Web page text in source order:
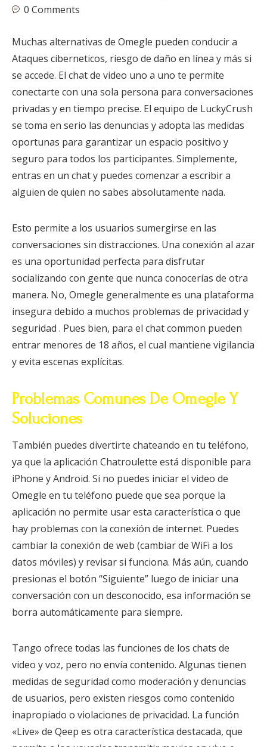
0 Comments
Muchas alternativas de Omegle pueden conducir a
Ataques ciberneticos, riesgo de daño en línea y más si
se accede. El chat de video uno a uno te permite
conectarte con una sola persona para conversaciones
privadas y en tiempo precise. El equipo de LuckyCrush
se toma en serio las denuncias y adopta las medidas
oportunas para garantizar un espacio positivo y
seguro para todos los participantes. Simplemente,
entras en un chat y puedes comenzar a escribir a
alguien de quien no sabes absolutamente nada.
Esto permite a los usuarios sumergirse en las
conversaciones sin distracciones. Una conexión al azar
es una oportunidad perfecta para disfrutar
socializando con gente que nunca conocerías de otra
manera. No, Omegle generalmente es una plataforma
insegura debido a muchos problemas de privacidad y
seguridad . Pues bien, para el chat common pueden
entrar menores de 18 años, el cual mantiene vigilancia
y evita escenas explícitas.
Problemas Comunes De Omegle Y
Soluciones
También puedes divertirte chateando en tu teléfono,
ya que la aplicación Chatroulette está disponible para
iPhone y Android. Si no puedes iniciar el video de
Omegle en tu teléfono puede que sea porque la
aplicación no permite usar esta característica o que
hay problemas con la conexión de internet. Puedes
cambiar la conexión de web (cambiar de WiFi a los
datos móviles) y revisar si funciona. Más aún, cuando
presionas el botón “Siguiente” luego de iniciar una
conversación con un desconocido, esa información se
borra automáticamente para siempre.
Tango ofrece todas las funciones de los chats de
video y voz, pero no envía contenido. Algunas tienen
medidas de seguridad como moderación y denuncias
de usuarios, pero existen riesgos como contenido
inapropiado o violaciones de privacidad. La función
«Live» de Qeep es otra característica destacada, que